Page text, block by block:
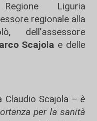
Liguria
regionale alla
dell’assessore
Scajola e delle
Claudio Scajola – è
per la sanità